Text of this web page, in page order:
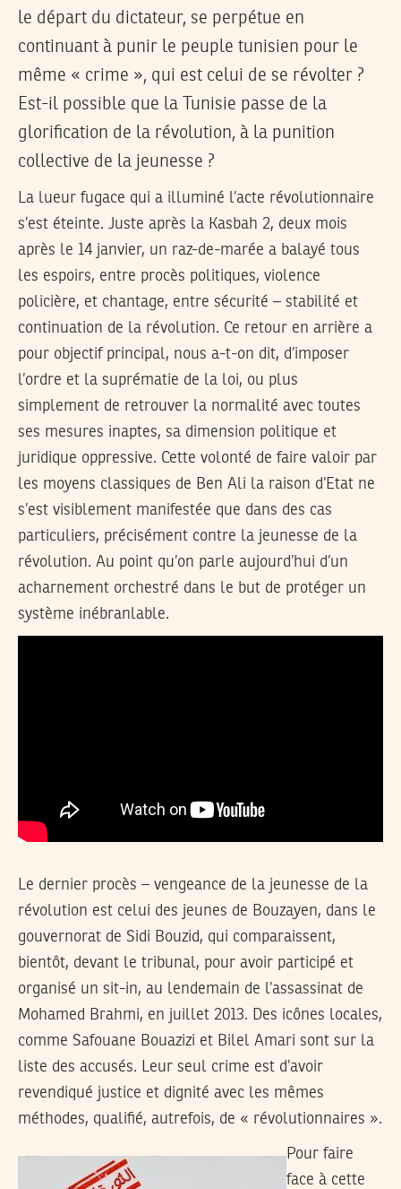
le départ du dictateur, se perpétue en
continuant à punir le peuple tunisien pour le
même « crime », qui est celui de se révolter ?
Est-il possible que la Tunisie passe de la
glorification de la révolution, à la punition
collective de la jeunesse ?
La lueur fugace qui a illuminé l’acte révolutionnaire
s’est éteinte. Juste après la Kasbah 2, deux mois
après le 14 janvier, un raz-de-marée a balayé tous
les espoirs, entre procès politiques, violence
policière, et chantage, entre sécurité – stabilité et
continuation de la révolution. Ce retour en arrière a
pour objectif principal, nous a-t-on dit, d’imposer
l’ordre et la suprématie de la loi, ou plus
simplement de retrouver la normalité avec toutes
ses mesures inaptes, sa dimension politique et
juridique oppressive. Cette volonté de faire valoir par
les moyens classiques de Ben Ali la raison d’Etat ne
s’est visiblement manifestée que dans des cas
particuliers, précisément contre la jeunesse de la
révolution. Au point qu’on parle aujourd’hui d’un
acharnement orchestré dans le but de protéger un
système inébranlable.
Le dernier procès – vengeance de la jeunesse de la
révolution est celui des jeunes de Bouzayen, dans le
gouvernorat de Sidi Bouzid, qui comparaissent,
bientôt, devant le tribunal, pour avoir participé et
organisé un sit-in, au lendemain de l’assassinat de
Mohamed Brahmi, en juillet 2013. Des icônes locales,
comme Safouane Bouazizi et Bilel Amari sont sur la
liste des accusés. Leur seul crime est d’avoir
revendiqué justice et dignité avec les mêmes
méthodes, qualifié, autrefois, de « révolutionnaires ».
Pour faire
face à cette